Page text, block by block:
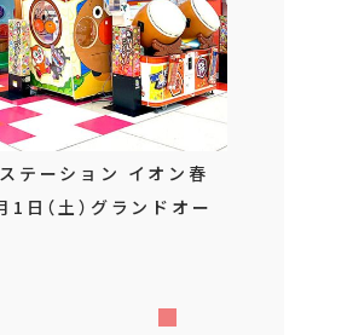
テーション イオン春
1日（土）グランドオー